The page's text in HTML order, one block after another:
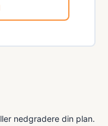
nedgradere din plan.